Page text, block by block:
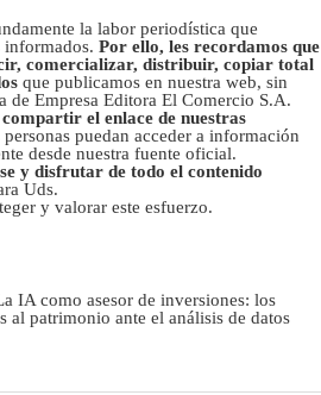
la labor periodística que
informados. Por ello, les recordamos que
comercializar, distribuir, copiar total
que publicamos en nuestra web, sin
de Empresa Editora El Comercio S.A.
el enlace de nuestras
personas puedan acceder a información
desde nuestra fuente oficial.
y disfrutar de todo el contenido
Uds.
y valorar este esfuerzo.
IA como asesor de inversiones: los
al patrimonio ante el análisis de datos